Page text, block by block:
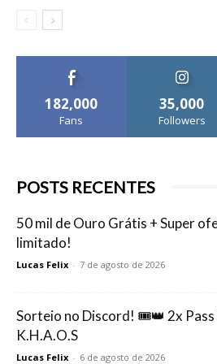
182,000
Fans
35,000
Followers
POSTS RECENTES
50 mil de Ouro Grátis + Super
limitado!
Lucas Felix - 7 de agosto de 2026
Sorteio no Discord! 🎟️👑 2x Pass
K.H.A.O.S
Lucas Felix - 6 de agosto de 2026